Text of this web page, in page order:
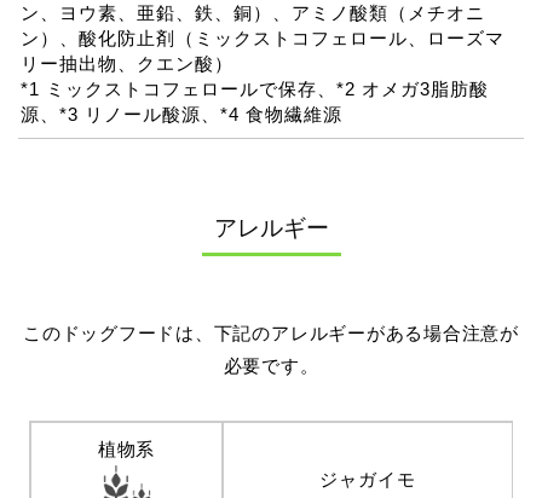
ン、ヨウ素、亜鉛、鉄、銅）、アミノ酸類（メチオニ
ン）、酸化防止剤（ミックストコフェロール、ローズマ
リー抽出物、クエン酸）
*1 ミックストコフェロールで保存、*2 オメガ3脂肪酸
源、*3 リノール酸源、*4 食物繊維源
アレルギー
このドッグフードは、下記のアレルギーがある場合注意が
必要です。
植物系
ジャガイモ